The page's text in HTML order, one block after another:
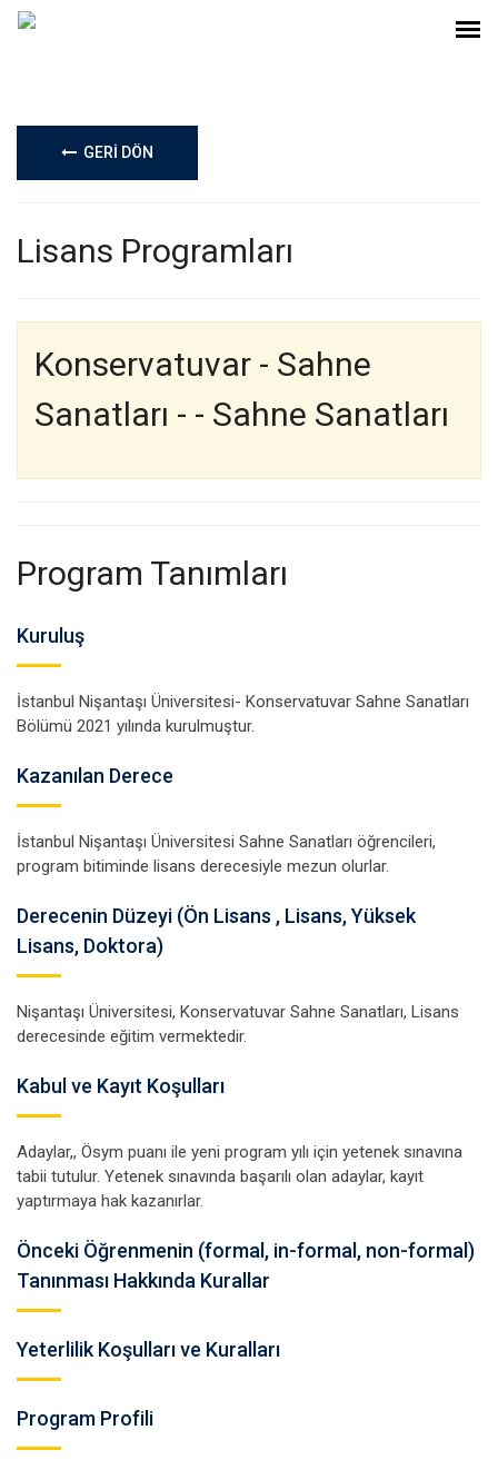
GERİ DÖN
Lisans Programları
Konservatuvar - Sahne
Sanatları - - Sahne Sanatları
Program Tanımları
Kuruluş
İstanbul Nişantaşı Üniversitesi- Konservatuvar Sahne Sanatları
Bölümü 2021 yılında kurulmuştur.
Kazanılan Derece
İstanbul Nişantaşı Üniversitesi Sahne Sanatları öğrencileri,
program bitiminde lisans derecesiyle mezun olurlar.
Derecenin Düzeyi (Ön Lisans , Lisans, Yüksek
Lisans, Doktora)
Nişantaşı Üniversitesi, Konservatuvar Sahne Sanatları, Lisans
derecesinde eğitim vermektedir.
Kabul ve Kayıt Koşulları
Adaylar,, Ösym puanı ile yeni program yılı için yetenek sınavına
tabii tutulur. Yetenek sınavında başarılı olan adaylar, kayıt
yaptırmaya hak kazanırlar.
Önceki Öğrenmenin (formal, in-formal, non-formal)
Tanınması Hakkında Kurallar
Yeterlilik Koşulları ve Kuralları
Program Profili